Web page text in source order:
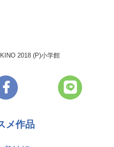
2018 (P)小学館
メ作品